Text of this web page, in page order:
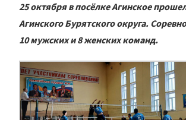
25 октября в посёлке Агинское
Агинского Бурятского округа.
10 мужских и 8 женских команд.